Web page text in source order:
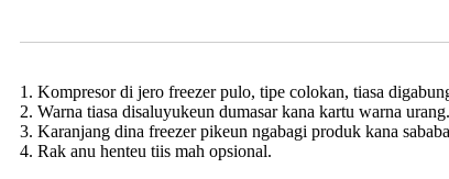
1. Kompresor di jero freezer pulo, tipe colokan, tiasa
2. Warna tiasa disaluyukeun dumasar kana kartu warna urang.
3. Karanjang dina freezer pikeun ngabagi produk kana
4. Rak anu henteu tiis mah opsional.